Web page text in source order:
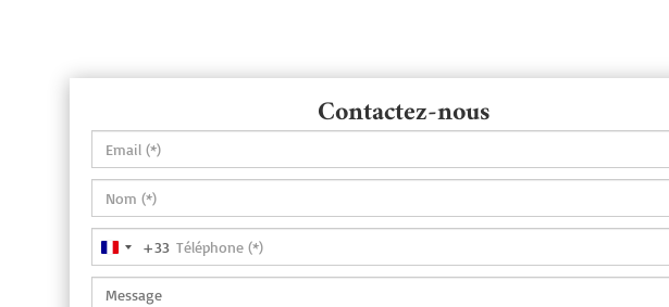
Contactez-nous
France
+33
+33